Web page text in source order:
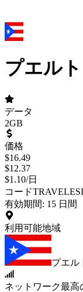
プエル
データ
2GB
価格
$16.49
$12.37
$1.10/日
コード
有効期間: 15 日間
利用可能地域
プエル
ネットワーク最高